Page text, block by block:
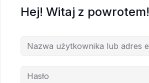
Hej! Witaj z powrotem!